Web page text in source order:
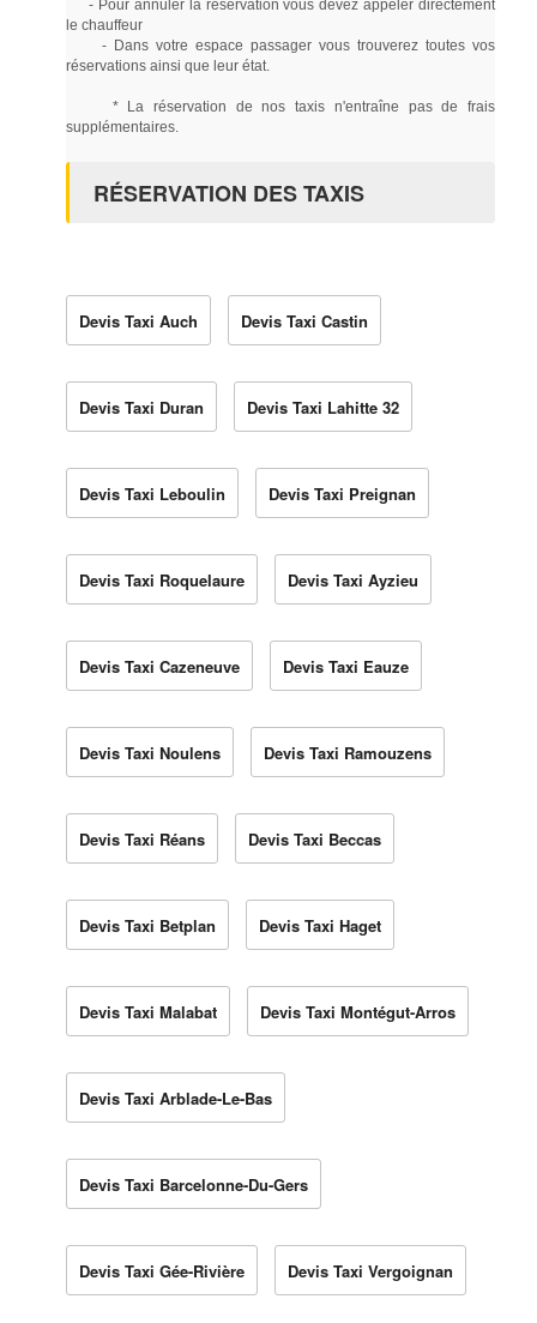
- Pour annuler la réservation vous devez appeler directement
le chauffeur
- Dans votre espace passager vous trouverez toutes vos
réservations ainsi que leur état.
* La réservation de nos taxis n'entraîne pas de frais
supplémentaires.
RÉSERVATION DES TAXIS
Devis Taxi Auch Devis Taxi Castin
Devis Taxi Duran Devis Taxi Lahitte 32
Devis Taxi Leboulin Devis Taxi Preignan
Devis Taxi Roquelaure Devis Taxi Ayzieu
Devis Taxi Cazeneuve Devis Taxi Eauze
Devis Taxi Noulens Devis Taxi Ramouzens
Devis Taxi Réans Devis Taxi Beccas
Devis Taxi Betplan Devis Taxi Haget
Devis Taxi Malabat Devis Taxi Montégut-Arros
Devis Taxi Arblade-Le-Bas
Devis Taxi Barcelonne-Du-Gers
Devis Taxi Gée-Rivière Devis Taxi Vergoignan